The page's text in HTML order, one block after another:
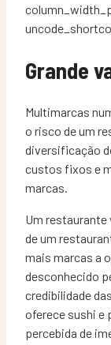
Grande
Multimarcas
o risco de um
diversificação
custos fixos e
marcas.
Um
de um
mais marcas a
desconhecido
credibilidade
oferece sushi e
percebida de